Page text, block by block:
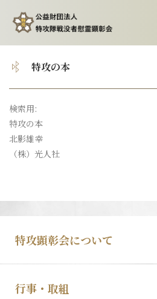
トップ
顕彰会について
会報
特攻の本
検索用:
特攻の本
北影雄幸
（株）光人社
特攻顕彰会について
新着情報
行事・取組